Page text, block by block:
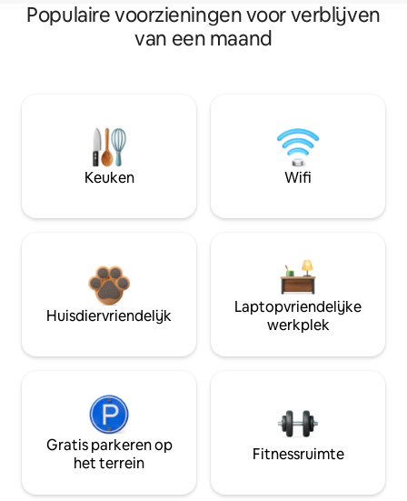
Populaire voorzieningen voor verblijven
van een maand
Keuken Wifi
Huisdiervriendelijk
Laptopvriendelijke
werkplek
Gratis parkeren op
het terrein
Fitnessruimte